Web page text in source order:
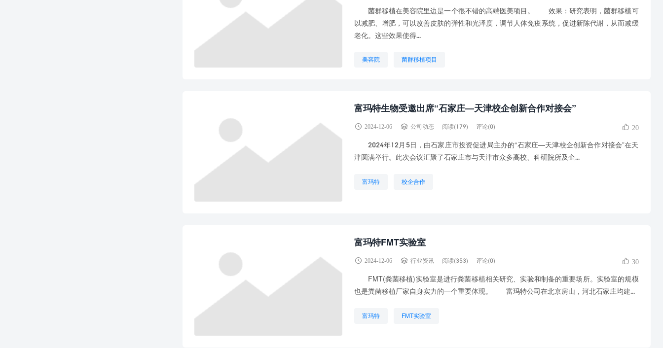
菌群移植在美容院里边是一个很不错的高端医美项目。 效果：研究表明，菌群移植可
以减肥、增肥，可以改善皮肤的弹性和光泽度，调节人体免疫系统，促进新陈代谢，从而减缓
老化。这些效果使得...
美容院 菌群移植项目
富玛特生物受邀出席“石家庄—天津校企创新合作对接会”
2024-12-06 公司动态 阅读(179) 评论(0) 20
2024年12月5日，由石家庄市投资促进局主办的“石家庄—天津校企创新合作对接会”在天
津圆满举行。此次会议汇聚了石家庄市与天津市众多高校、科研院所及企...
富玛特 校企合作
富玛特FMT实验室
2024-12-06 行业资讯 阅读(353) 评论(0) 30
FMT(粪菌移植)实验室是进行粪菌移植相关研究、实验和制备的重要场所。实验室的规模
也是粪菌移植厂家自身实力的一个重要体现。 富玛特公司在北京房山，河北石家庄均建...
富玛特 FMT实验室